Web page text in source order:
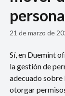
21 de marzo de
Sí, en Duemint
la gestión de
adecuado sobre
otorgar